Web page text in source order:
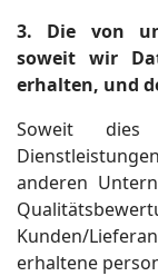
3. Die von
soweit wir
erhalten, und
Soweit
anderen
Kunden/
erhaltene